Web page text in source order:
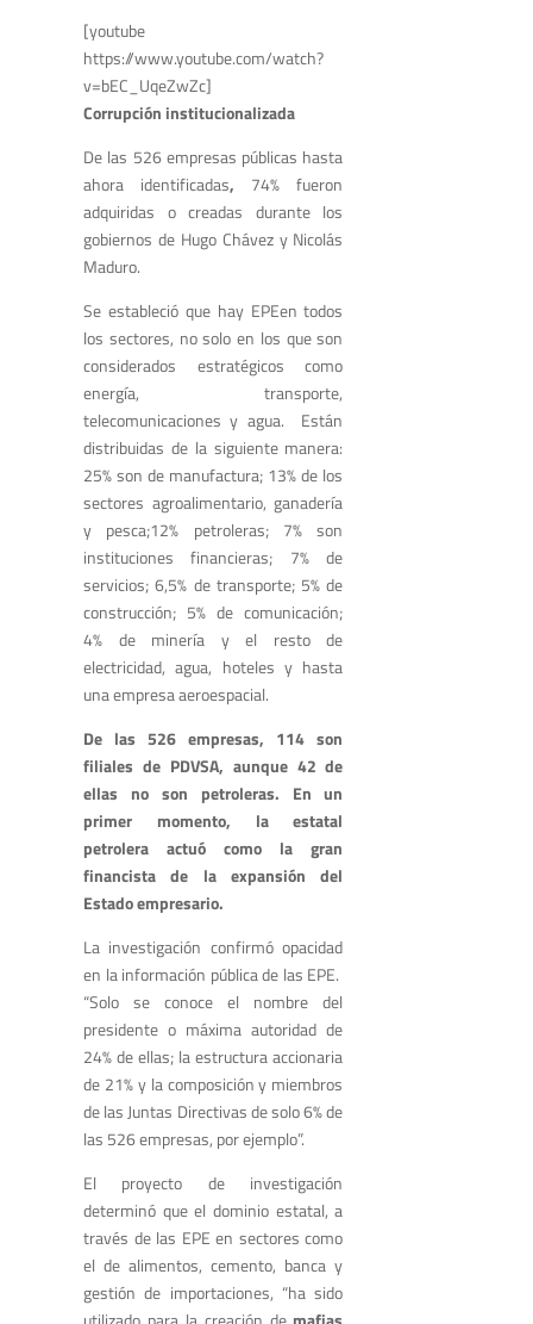
[youtube
https://www.youtube.com/watch?
v=bEC_UqeZwZc]
Corrupción institucionalizada
De las 526 empresas públicas hasta
ahora identificadas, 74% fueron
adquiridas o creadas durante los
gobiernos de Hugo Chávez y Nicolás
Maduro.
Se estableció que hay EPEen todos
los sectores, no solo en los que son
considerados estratégicos como
energía, transporte,
telecomunicaciones y agua. Están
distribuidas de la siguiente manera:
25% son de manufactura; 13% de los
sectores agroalimentario, ganadería
y pesca;12% petroleras; 7% son
instituciones financieras; 7% de
servicios; 6,5% de transporte; 5% de
construcción; 5% de comunicación;
4% de minería y el resto de
electricidad, agua, hoteles y hasta
una empresa aeroespacial.
De las 526 empresas, 114 son
filiales de PDVSA, aunque 42 de
ellas no son petroleras. En un
primer momento, la estatal
petrolera actuó como la gran
financista de la expansión del
Estado empresario.
La investigación confirmó opacidad
en la información pública de las EPE.
“Solo se conoce el nombre del
presidente o máxima autoridad de
24% de ellas; la estructura accionaria
de 21% y la composición y miembros
de las Juntas Directivas de solo 6% de
las 526 empresas, por ejemplo”.
El proyecto de investigación
determinó que el dominio estatal, a
través de las EPE en sectores como
el de alimentos, cemento, banca y
gestión de importaciones, “ha sido